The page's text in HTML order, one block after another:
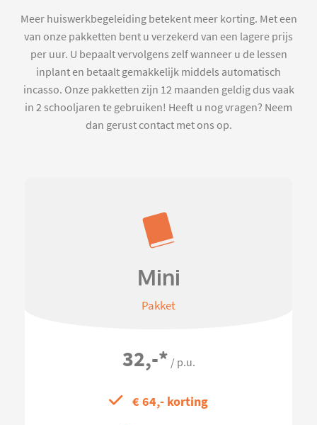
Meer huiswerkbegeleiding betekent meer korting. Met een
van onze pakketten bent u verzekerd van een lagere prijs
per uur. U bepaalt vervolgens zelf wanneer u de lessen
inplant en betaalt gemakkelijk middels automatisch
incasso. Onze pakketten zijn 12 maanden geldig dus vaak
in 2 schooljaren te gebruiken! Heeft u nog vragen? Neem
dan gerust contact met ons op.
Mini
Pakket
32,-* / p.u.
€ 64,- korting